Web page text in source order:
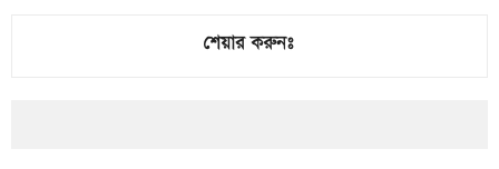
শেয়ার করুনঃ